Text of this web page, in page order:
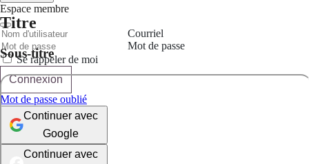
Titre
Sous-titre
Espace membre
Courriel
Mot de passe
Se rappeler de moi
Connexion
Mot de passe oublié
Continuer avec
Google
Continuer avec